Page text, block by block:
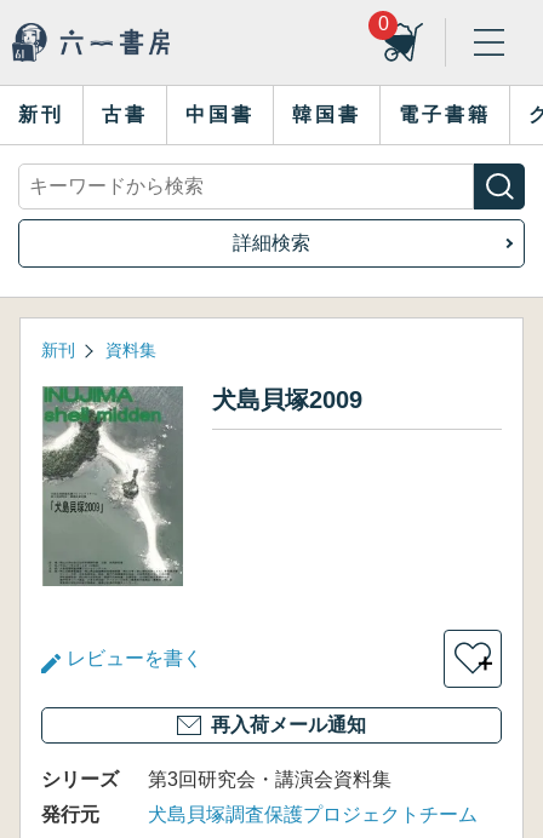
0
新刊 古書 中国書 韓国書 電子書籍
詳細検索
新刊 資料集
犬島貝塚2009
レビューを書く ＋
再入荷メール通知
シリーズ
第3回研究会・講演会資料集
発行元
犬島貝塚調査保護プロジェクトチーム